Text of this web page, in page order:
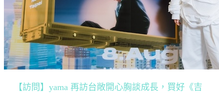
【訪問】yama 再訪台敞開心胸談成長，買好《吉